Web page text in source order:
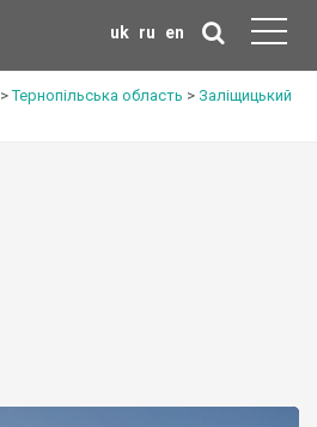
uk ru en
>Тернопільська область > Заліщицький